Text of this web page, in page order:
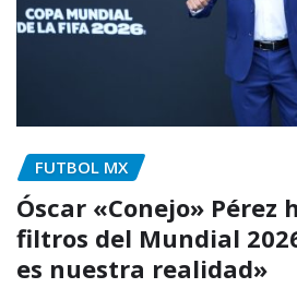
FUTBOL MX
Óscar «Conejo» Pérez
filtros del Mundial
es nuestra realidad»